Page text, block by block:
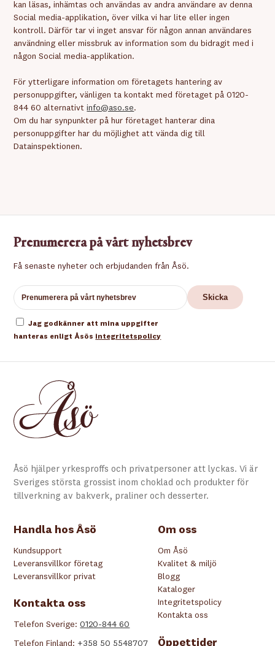
kan läsas, inhämtas och användas av andra användare av denna
Social media-applikation, över vilka vi har lite eller ingen
kontroll. Därför tar vi inget ansvar för någon annan användares
användning eller missbruk av information som du bidragit med i
någon Social media-applikation.
För ytterligare information om företagets hantering av
personuppgifter, vänligen ta kontakt med företaget på 0120-
844 60 alternativtinfo@aso.se.
Om du har synpunkter på hur företaget hanterar dina
personuppgifter har du möjlighet att vända dig till
Datainspektionen.
Prenumerera på vårt nyhetsbrev
Få senaste nyheter och erbjudanden från Åsö.
Jag godkänner att mina uppgifter
hanteras enligt Åsös integritetspolicy
Åsö hjälper yrkesproffs och privatpersoner att lyckas. Vi är
Sveriges största grossist inom choklad och produkter för
tillverkning av bakverk, praliner och desserter.
Om oss
Om Åsö
Kvalitet & miljö
Blogg
Kataloger
Integritetspolicy
Kontakta oss
Öppettider
Handla hos Åsö
Kundsupport
Leveransvillkor företag
Leveransvillkor privat
Kontakta oss
Telefon Sverige:0120-844 60
Telefon Finland: +358 50 5548707